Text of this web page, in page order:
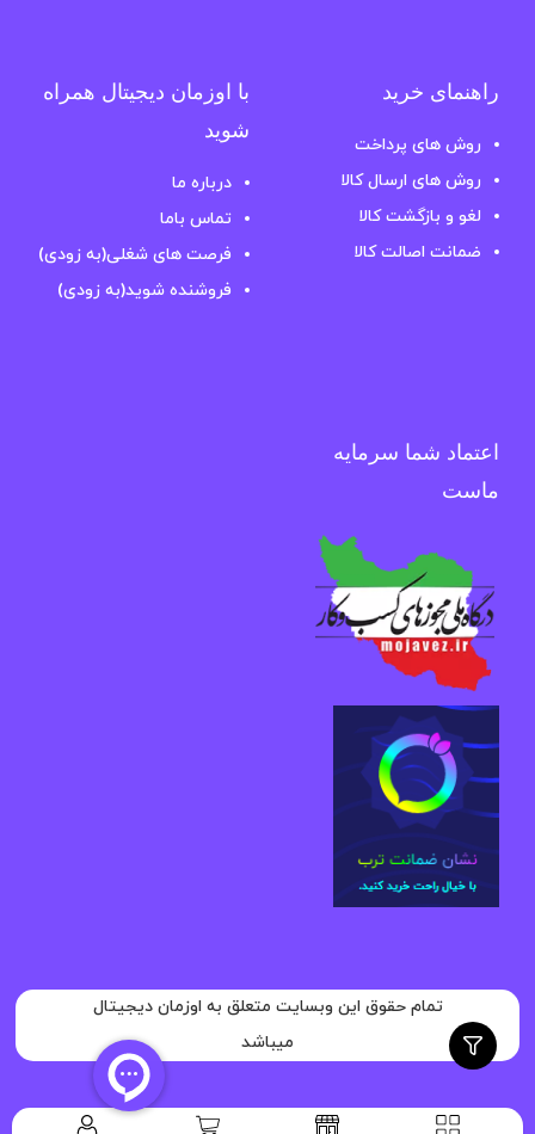
راهنمای خرید
روش های پرداخت
روش های ارسال کالا
لغو و بازگشت کالا
ضمانت اصالت کالا
با اوزمان دیجیتال همراه
شوید
درباره ما
تماس باما
فرصت های شغلی(به زودی)
فروشنده شوید(به زودی)
اعتماد شما سرمایه
ماست
تمام حقوق این وبسایت متعلق به اوزمان دیجیتال
میباشد